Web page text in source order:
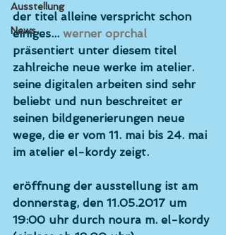
Ausstellung
News
der titel alleine verspricht schon
einiges... werner oprchal
präsentiert unter diesem titel
zahlreiche neue werke im atelier.
seine digitalen arbeiten sind sehr
beliebt und nun beschreitet er
seinen bildgenerierungen neue
wege, die er vom 11. mai bis 24. mai
im atelier el-kordy zeigt.
eröffnung der ausstellung ist am
donnerstag, den 11.05.2017 um
19:00 uhr durch noura m. el-kordy